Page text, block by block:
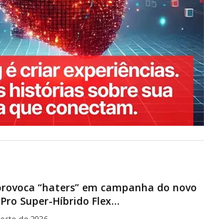
“haters” em campanha do novo
Super-Híbrido Flex...